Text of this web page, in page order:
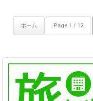
ホーム Page 1 / 12